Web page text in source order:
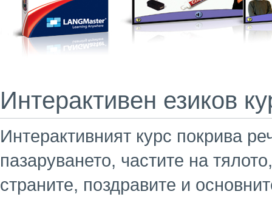
Интерактивен езиков
Интерактивният курс покрива
пазаруването, частите на
страните, поздравите и